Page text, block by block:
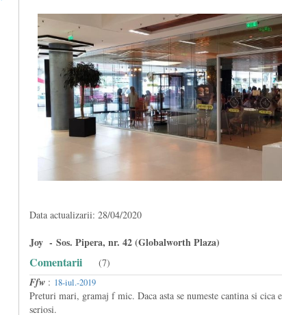
Data actualizarii: 28/04/2020
Joy - Sos. Pipera, nr. 42 (Globalworth Plaza)
Comentarii (7)
Ffw: 18-iul.-2019
Preturi mari, gramaj f mic. Daca asta se numeste cantina si cica
seriosi.